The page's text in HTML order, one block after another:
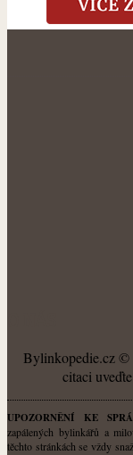
Bylinkopedie.cz ©
citaci
UPOZORNĚNÍ KE
zapálených bylinkářů a
těchto stránkách se vždy